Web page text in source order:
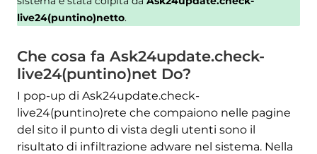
live24(puntino)netto.
Che cosa fa Ask24update.check-
live24(puntino)net Do?
I pop-up di Ask24update.check-
live24(puntino)rete che compaiono nelle pagine
del sito il punto di vista degli utenti sono il
risultato di infiltrazione adware nel sistema. Nella